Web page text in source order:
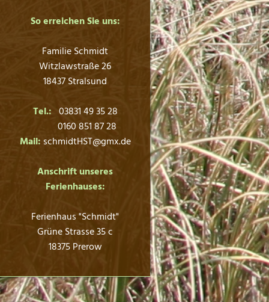
So erreichen Sie uns:
Familie Schmidt
Witzlawstraße 26
18437 Stralsund
Tel.: 03831 49 35 28
0160 851 87 28
Mail: schmidtHST@gmx.de
Anschrift unseres
Ferienhauses:
Ferienhaus "Schmidt"
Grüne Strasse 35 c
18375 Prerow